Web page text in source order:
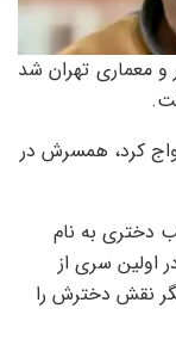
دانشگاه هنر و معماری تهران شد
مطرح کشورمان در سال 1380 ازدواج کرد، همسرش در
همسرش در سال 1393 صاحب دختری به نام
اولین سری از
نقش دخترش را